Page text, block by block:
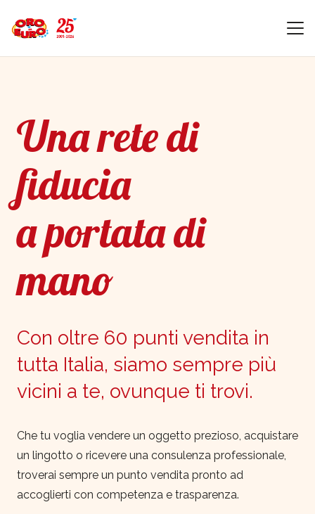
Una rete di
fiducia
a portata di
mano
Con oltre 60 punti vendita in
tutta Italia, siamo sempre più
vicini a te, ovunque ti trovi.
Che tu voglia vendere un oggetto prezioso, acquistare
un lingotto o ricevere una consulenza professionale,
troverai sempre un punto vendita pronto ad
accoglierti con competenza e trasparenza.